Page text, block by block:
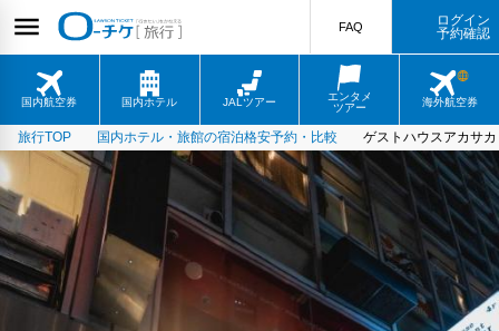
国内航空券 国内ホテル JALツアー
エンタメ
ツアー
海外航空券
FAQ
ログイン
予約確認
旅行TOP 国内ホテル・旅館の宿泊格安予約・比較 ゲストハウスアカサカ